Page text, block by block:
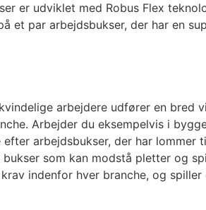
er udviklet med Robus Flex
et par arbejdsbukser, der har en
arbejdere udfører en bred
Arbejder du eksempelvis i
arbejdsbukser, der har lommer
som kan modstå pletter og
indenfor hver branche, og